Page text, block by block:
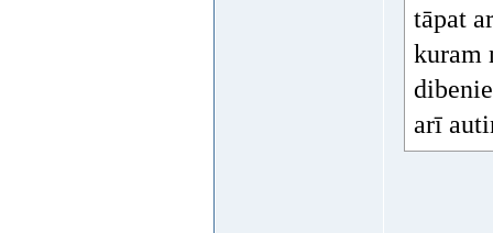
tāpat
kuram
arī